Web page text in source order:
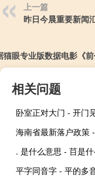
上一篇
昨日今晨重要新闻
猫眼专业版数据电影《
相关问题
. 是什么意思 - 䒤是
平字同音字 - 平的多